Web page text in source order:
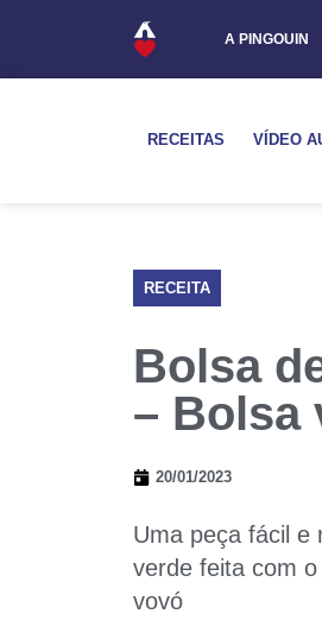
A PINGOUIN
RECEITAS VÍDEO
RECEITA
Bolsa
– Bolsa
20/01/2023
Uma peça fácil e
verde feita com
vovó